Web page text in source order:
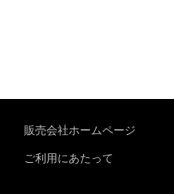
販売会社ホームページ
ご利用にあたって